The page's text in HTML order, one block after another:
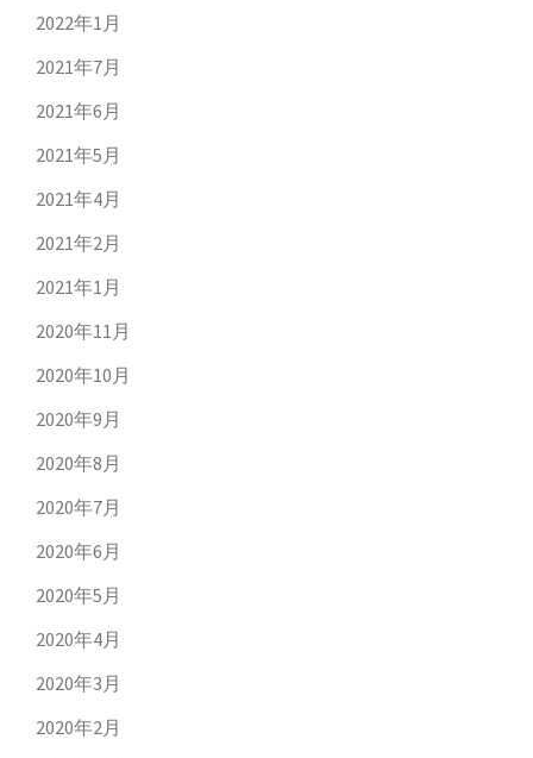
2022年1月
2021年7月
2021年6月
2021年5月
2021年4月
2021年2月
2021年1月
2020年11月
2020年10月
2020年9月
2020年8月
2020年7月
2020年6月
2020年5月
2020年4月
2020年3月
2020年2月